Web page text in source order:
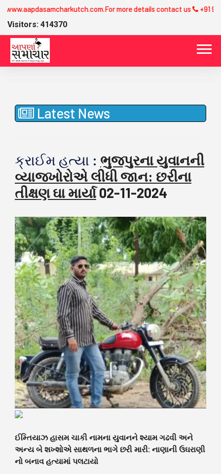
more details contact us +91 9974358581
Visitors: 414370
Latest News
ક્રાઈમ હત્યા : ભુજપુરના યુવાનની
વ્યાજખોરોએ લીધી જાન: છરીના
તીક્ષણ ઘા માર્યા02-11-2024
ઈમ્તિયાઝ હાસમ ચાકી નામના યુવાનને શ્યામ ગઢવી અને
અન્ય બે શખ્શોએ સાથળના ભાગે છરી મારી: નાણાની ઉઘરાણી
નો બનાવ હત્યામાં પલટાયો